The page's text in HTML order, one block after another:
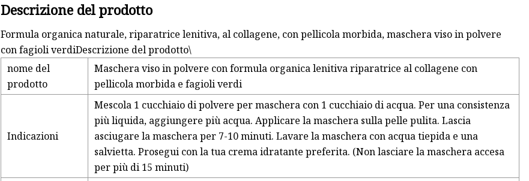
Descrizione del prodotto
Formula organica naturale, riparatrice lenitiva, al collagene, con pellicola morbida, maschera viso in polvere
con fagioli verdiDescrizione del prodotto\
nome del
prodotto
Maschera viso in polvere con formula organica lenitiva riparatrice al collagene con
pellicola morbida e fagioli verdi
Indicazioni
Mescola 1 cucchiaio di polvere per maschera con 1 cucchiaio di acqua. Per una consistenza
più liquida, aggiungere più acqua. Applicare la maschera sulla pelle pulita. Lascia
asciugare la maschera per 7-10 minuti. Lavare la maschera con acqua tiepida e una
salvietta. Prosegui con la tua crema idratante preferita. (Non lasciare la maschera accesa
per più di 15 minuti)